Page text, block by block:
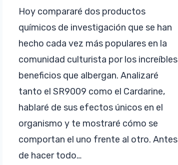
Hoy compararé dos productos
químicos de investigación que se han
hecho cada vez más populares en la
comunidad culturista por los increíbles
beneficios que albergan. Analizaré
tanto el SR9009 como el Cardarine,
hablaré de sus efectos únicos en el
organismo y te mostraré cómo se
comportan el uno frente al otro. Antes
de hacer todo…